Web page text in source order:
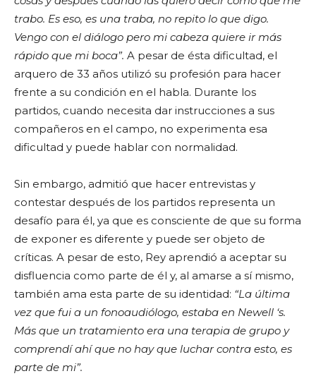
trabo. Es eso, es una traba, no repito lo que digo.
Vengo con el diálogo pero mi cabeza quiere ir más
rápido que mi boca”. A pesar de ésta dificultad, el
arquero de 33 años utilizó su profesión para hacer
frente a su condición en el habla. Durante los
partidos, cuando necesita dar instrucciones a sus
compañeros en el campo, no experimenta esa
dificultad y puede hablar con normalidad.
Sin embargo, admitió que hacer entrevistas y
contestar después de los partidos representa un
desafío para él, ya que es consciente de que su forma
de exponer es diferente y puede ser objeto de
críticas. A pesar de esto, Rey aprendió a aceptar su
disfluencia como parte de él y, al amarse a sí mismo,
también ama esta parte de su identidad: “La última
vez que fui a un fonoaudiólogo, estaba en Newell ‘s.
Más que un tratamiento era una terapia de grupo y
comprendí ahí que no hay que luchar contra esto, es
parte de mi”.